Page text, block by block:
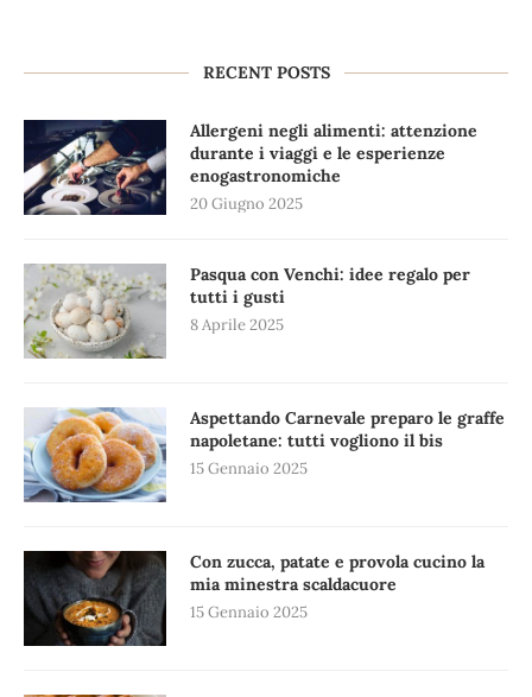
RECENT POSTS
Allergeni negli alimenti: attenzione
durante i viaggi e le esperienze
enogastronomiche
20 Giugno 2025
Pasqua con Venchi: idee regalo per
tutti i gusti
8 Aprile 2025
Aspettando Carnevale preparo le graffe
napoletane: tutti vogliono il bis
15 Gennaio 2025
Con zucca, patate e provola cucino la
mia minestra scaldacuore
15 Gennaio 2025